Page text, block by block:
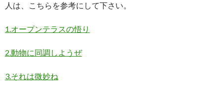
人は、こちらを参考にして下さい。
1.オープンテラスの悟り
2.動物に同調しようぜ
3.それは微妙ね